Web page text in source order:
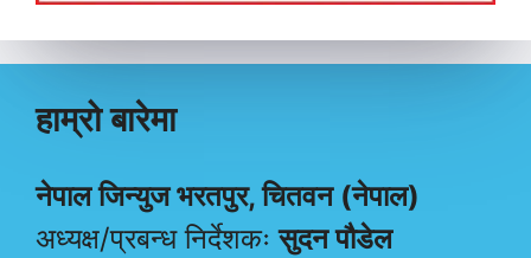
हाम्रो बारेमा
नेपाल जिन्युज भरतपुर, चितवन (नेपाल)
अध्यक्ष/प्रबन्ध निर्देशकःसुदन पौडेल